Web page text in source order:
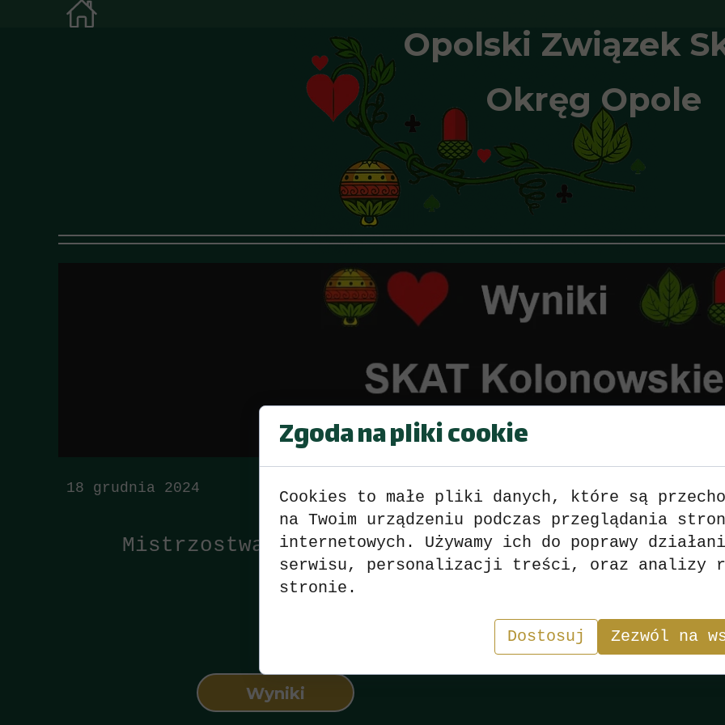
Opolski Związek
Okręg Opole
Wyniki
18 grudnia 2024
Mistrzostwa sekcji Skat Kolonowskie Sezon
Zgoda na pliki cookie
Cookies to małe pliki danych, które są
na Twoim urządzeniu podczas przeglądania stron
internetowych. Używamy ich do poprawy
serwisu, personalizacji treści, oraz analizy
stronie.
Dostosuj Zezwól na